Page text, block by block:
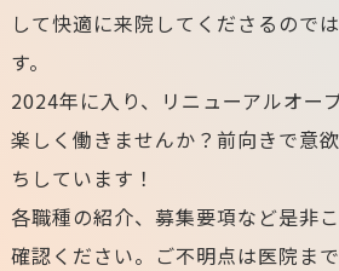
して快適に来院してくださるので
す。
2024年に入り、リニューアルオー
楽しく働きませんか？前向きで意
ちしています！
各職種の紹介、募集要項など是非
確認ください。ご不明点は医院ま